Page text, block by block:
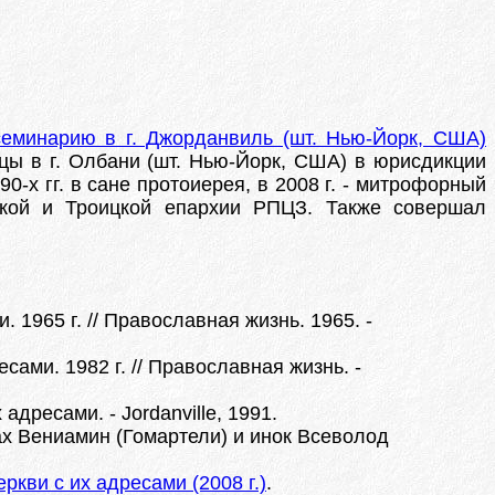
в г. Джорданвиль (шт. Нью-Йорк, США)
в г. Олбани (шт. Нью-Йорк, США) в юрисдикции
х гг. в сане протоиерея, в 2008 г. - митрофорный
и Троицкой епархии РПЦЗ. Также совершал
1965 г. // Православная жизнь. 1965. -
1982 г. // Православная жизнь. -
- Jordanville, 1991.
Вениамин (Гомартели) и инок Всеволод
с их адресами (2008 г.).